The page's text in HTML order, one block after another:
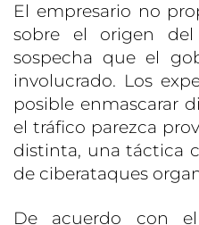
El empresario no
sobre el origen
sospecha que el
involucrado. Los
posible enmascarar
el tráfico parezca
distinta, una táctica
de ciberataques
De acuerdo con